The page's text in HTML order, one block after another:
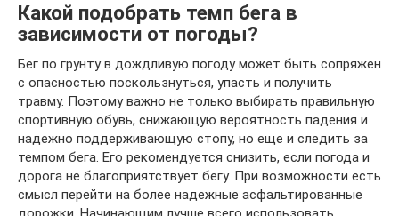
Какой подобрать темп бега в
зависимости от погоды?
Бег по грунту в дождливую погоду может быть сопряжен
с опасностью поскользнуться, упасть и получить
травму. Поэтому важно не только выбирать правильную
спортивную обувь, снижающую вероятность падения и
надежно поддерживающую стопу, но еще и следить за
темпом бега. Его рекомендуется снизить, если погода и
дорога не благоприятствует бегу. При возможности есть
смысл перейти на более надежные асфальтированные